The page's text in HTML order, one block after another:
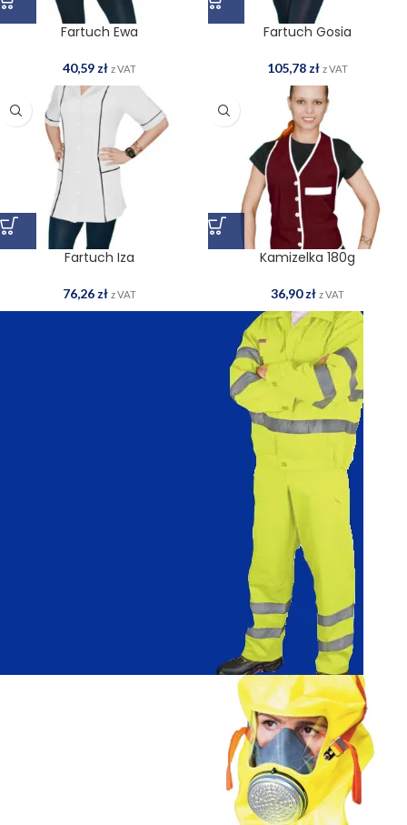
Fartuch Ewa
40,59 zł z VAT
Fartuch Gosia
105,78 zł z VAT
Fartuch Iza
76,26 zł z VAT
Kamizelka 180g
36,90zł z VAT
Wytrzymała odzież ochronna